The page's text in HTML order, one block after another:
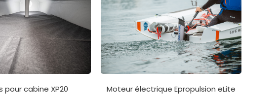
pour cabine XP20 Moteur électrique Epropulsion eLite